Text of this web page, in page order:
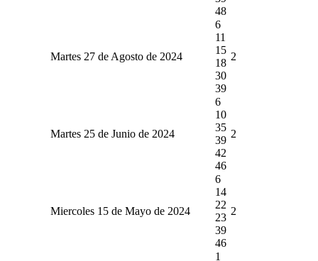
48
Martes 27 de Agosto de 2024
6
11
15
18
30
39
2
Martes 25 de Junio de 2024
6
10
35
39
42
46
2
Miercoles 15 de Mayo de 2024
6
14
22
23
39
46
2
1